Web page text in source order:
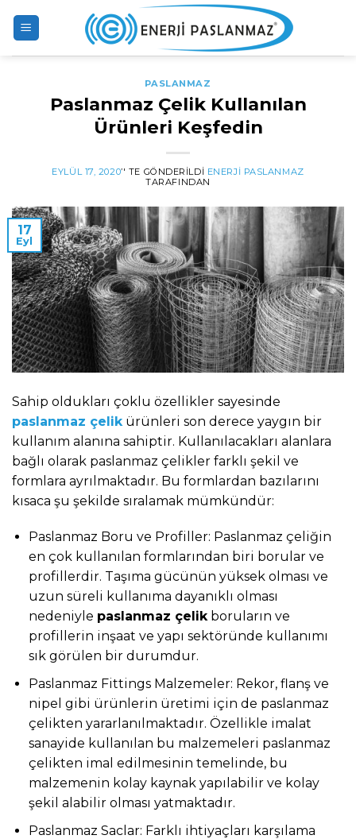
PASLANMAZ
Paslanmaz Çelik Kullanılan
Ürünleri Keşfedin
EYLÜL 17, 2020’' TE GÖNDERILDI ENERJI PASLANMAZ
TARAFINDAN
17
Eyl
Sahip oldukları çoklu özellikler sayesinde
paslanmaz çelik ürünleri son derece yaygın bir
kullanım alanına sahiptir. Kullanılacakları alanlara
bağlı olarak paslanmaz çelikler farklı şekil ve
formlara ayrılmaktadır. Bu formlardan bazılarını
kısaca şu şekilde sıralamak mümkündür:
Paslanmaz Boru ve Profiller: Paslanmaz çeliğin
en çok kullanılan formlarından biri borular ve
profillerdir. Taşıma gücünün yüksek olması ve
uzun süreli kullanıma dayanıklı olması
nedeniyle paslanmaz çelikboruların ve
profillerin inşaat ve yapı sektöründe kullanımı
sık görülen bir durumdur.
Paslanmaz Fittings Malzemeler: Rekor, flanş ve
nipel gibi ürünlerin üretimi için de paslanmaz
çelikten yararlanılmaktadır. Özellikle imalat
sanayide kullanılan bu malzemeleri paslanmaz
çelikten imal edilmesinin temelinde, bu
malzemenin kolay kaynak yapılabilir ve kolay
şekil alabilir olması yatmaktadır.
Paslanmaz Saclar: Farklı ihtiyaçları karşılama